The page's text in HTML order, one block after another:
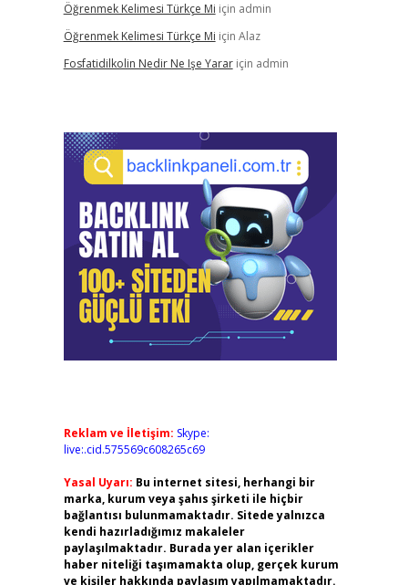
Öğrenmek Kelimesi Türkçe Mi için admin
Öğrenmek Kelimesi Türkçe Mi için Alaz
Fosfatidilkolin Nedir Ne Işe Yarariçin admin
Reklam ve İletişim: Skype:
live:.cid.575569c608265c69
Yasal Uyarı: Bu internet sitesi, herhangi bir
marka, kurum veya şahıs şirketi ile hiçbir
bağlantısı bulunmamaktadır. Sitede yalnızca
kendi hazırladığımız makaleler
paylaşılmaktadır. Burada yer alan içerikler
haber niteliği taşımamakta olup, gerçek kurum
ve kişiler hakkında paylaşım yapılmamaktadır.